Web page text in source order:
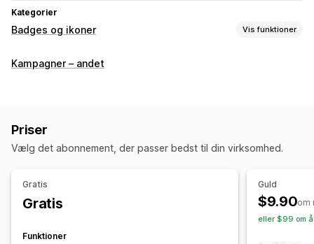
Kategorier
Badges og ikoner Vis funktioner
Ikontyper
Tilpasning
Skrifttyper
Filupload
Dynamisk på mobil
Kampagner – andet
Priser
Vælg det abonnement, der passer bedst til din virksomhed.
Gratis
Gratis
Funktioner
Guld
$9.90om
eller $99 om